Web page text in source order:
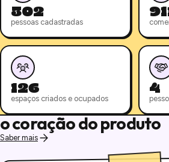
302
pessoas cadastradas
126
espaços criados e ocupados
4
o coração do produto
Saber mais